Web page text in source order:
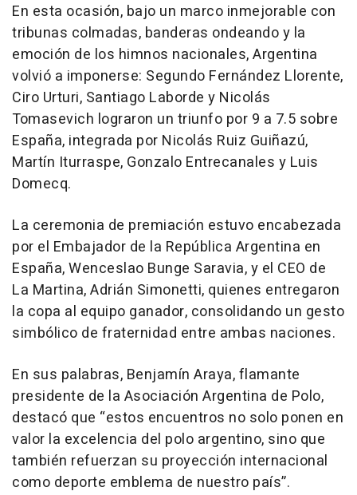
En esta ocasión, bajo un marco inmejorable con
tribunas colmadas, banderas ondeando y la
emoción de los himnos nacionales, Argentina
volvió a imponerse: Segundo Fernández Llorente,
Ciro Urturi, Santiago Laborde y Nicolás
Tomasevich lograron un triunfo por 9 a 7.5 sobre
España, integrada por Nicolás Ruiz Guiñazú,
Martín Iturraspe, Gonzalo Entrecanales y Luis
Domecq.
La ceremonia de premiación estuvo encabezada
por el Embajador de la República Argentina en
España, Wenceslao Bunge Saravia, y el CEO de
La Martina, Adrián Simonetti, quienes entregaron
la copa al equipo ganador, consolidando un gesto
simbólico de fraternidad entre ambas naciones.
En sus palabras, Benjamín Araya, flamante
presidente de la Asociación Argentina de Polo,
destacó que “estos encuentros no solo ponen en
valor la excelencia del polo argentino, sino que
también refuerzan su proyección internacional
como deporte emblema de nuestro país”.